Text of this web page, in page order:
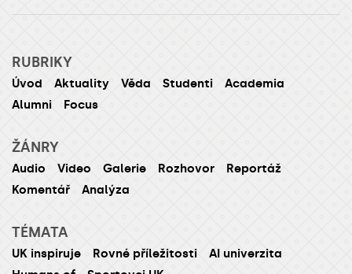
RUBRIKY
Úvod Aktuality Věda Studenti
Academia
Alumni
Focus
ŽÁNRY
Audio Video Galerie Rozhovor
Reportáž
Komentář
Analýza
TÉMATA
UK inspiruje Rovné příležitosti
AI univerzita